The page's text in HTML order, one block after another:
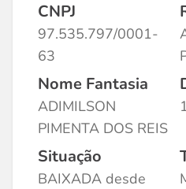
CNPJ
97.535.797/0001-
63
Nome Fantasia
ADIMILSON
PIMENTA DOS REIS
Situação
BAIXADA desde